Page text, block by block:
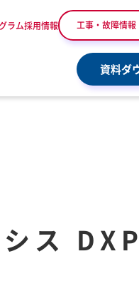
ラム採用情報 工事・故障情報
資料ダ
ス